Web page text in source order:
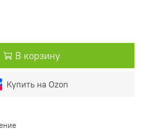
В корзину
Купить на Ozon